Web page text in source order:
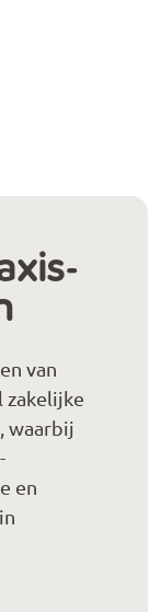
van
zakelijke
waarbij
en